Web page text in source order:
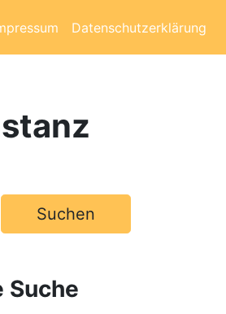
Datenschutzerklärung
Suchen
Suche